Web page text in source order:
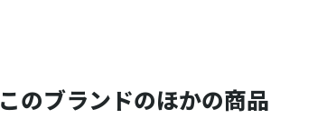
このブランドのほかの商品